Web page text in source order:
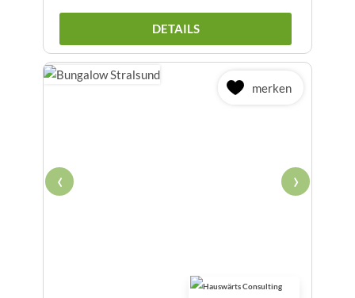
DETAILS
merken
‹ ›